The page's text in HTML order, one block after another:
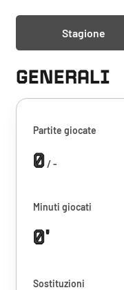
Stagione
GENERALI
Partite giocate
0/ -
Minuti giocati
0'
Sostituzioni